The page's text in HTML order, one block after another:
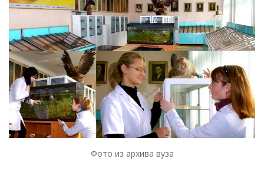
Фото из архива вуза